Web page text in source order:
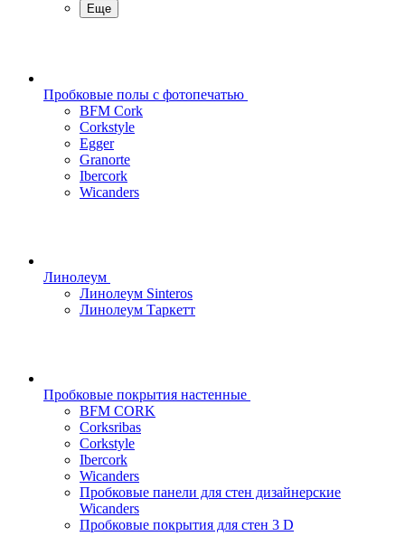
Еще
Пробковые полы с фотопечатью
BFM Cork
Corkstyle
Egger
Granorte
Ibercork
Wicanders
Линолеум
Линолеум Sinteros
Линолеум Таркетт
Пробковые покрытия настенные
BFM CORK
Corksribas
Corkstyle
Ibercork
Wicanders
Пробковые панели для стен дизайнерские
Wicanders
Пробковые покрытия для стен 3 D